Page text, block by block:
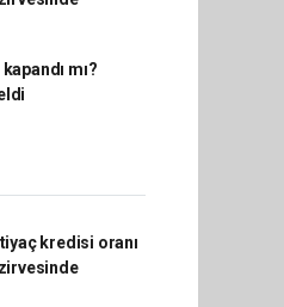
kapandı mı?
kredisi oranı